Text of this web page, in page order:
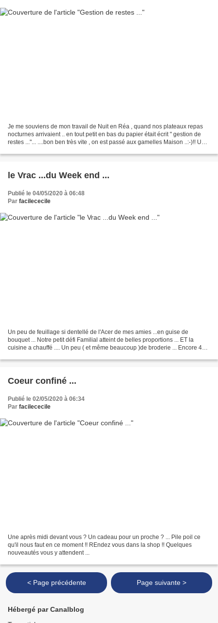
Je me souviens de mon travail de Nuit en Réa , quand nos plateaux repas
nocturnes arrivaient .. en tout petit en bas du papier était écrit " gestion de
restes ..."... ....bon ben très vite , on est passé aux gamelles Maison ..:-)!! Une
le Vrac ...du Week end ...
Publié le 04/05/2020 à 06:48
Par facilececile
Un peu de feuillage si dentellé de l'Acer de mes amies ...en guise de
bouquet ... Notre petit défi Familial atteint de belles proportions ... ET la
cuisine a chauffé .... Un peu ( et même beaucoup )de broderie ... Encore 4
Coeur confiné ...
Publié le 02/05/2020 à 06:34
Par facilececile
Une après midi devant vous ? Un cadeau pour un proche ? ... Pile poil ce
qu'il nous faut en ce moment !! REndez vous dans la shop !! Quelques
nouveautés vous y attendent ...
< Page précédente Page suivante >
Hébergé par Canalblog